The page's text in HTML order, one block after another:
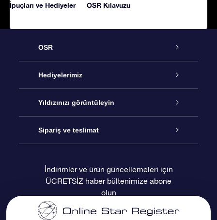
İpuçları ve Hediyeler OSR Kılavuzu
OSR
Hizmet
İletişim
Blogu
Değerlendirmeler
Hediyelerimiz
Çevrimiçi Yıldız Hediyesi
OSR Hediye Paketi
OSR Hediye Kartı
Kurumsal hediyeler
Yıldızınızı görüntüleyin
Star Register
Kişiselleştirilmiş Yıldız Sayfası
Bir Milyon Yıldız
Sipariş ve teslimat
Ödeme bilgileri
Sevkiyat bilgileri
İndirimler ve ürün güncellemeleri için
ÜCRETSİZ haber bültenimize abone
olun